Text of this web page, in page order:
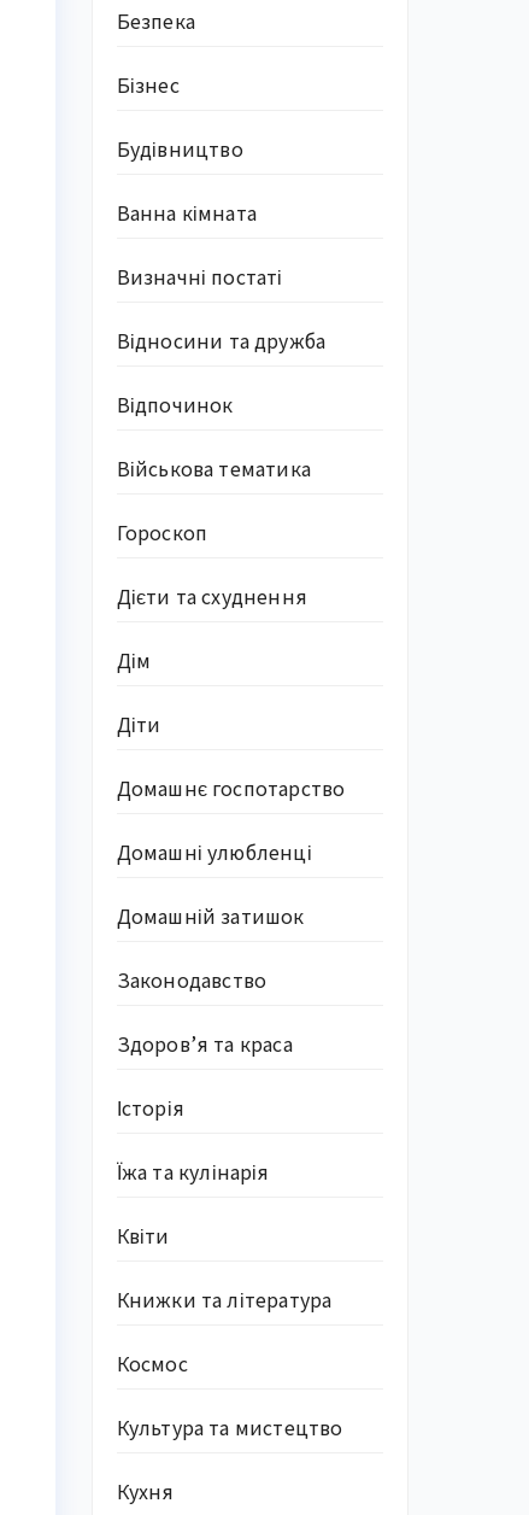
Безпека
Бізнес
Будівництво
Ванна кімната
Визначні постаті
Відносини та дружба
Відпочинок
Військова тематика
Гороскоп
Дієти та схуднення
Дім
Діти
Домашнє госпотарство
Домашні улюбленці
Домашній затишок
Законодавство
Здоров’я та краса
Історія
Їжа та кулінарія
Квіти
Книжки та література
Космос
Культура та мистецтво
Кухня